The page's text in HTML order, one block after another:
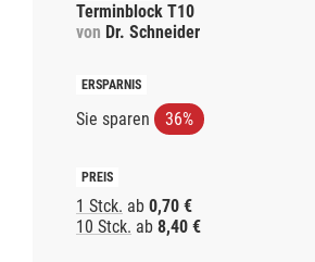
Terminblock T10
von Dr. Schneider
Sie sparen 36%
1 Stck. ab 0,70 €
10 Stck. ab 8,40 €